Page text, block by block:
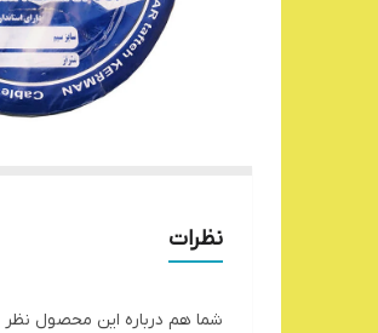
نظرات
شما هم درباره این محصول نظر